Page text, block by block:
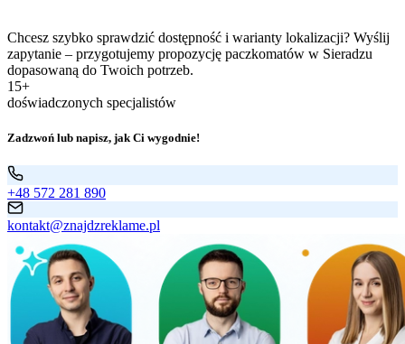
Chcesz szybko sprawdzić dostępność i warianty lokalizacji? Wyślij
zapytanie – przygotujemy propozycję paczkomatów w Sieradzu
dopasowaną do Twoich potrzeb.
15+
doświadczonych specjalistów
Zadzwoń lub napisz, jak Ci wygodnie!
+48 572 281 890
kontakt@znajdzreklame.pl